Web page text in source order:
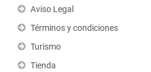
Aviso Legal
Términos y condiciones
Turismo
Tienda